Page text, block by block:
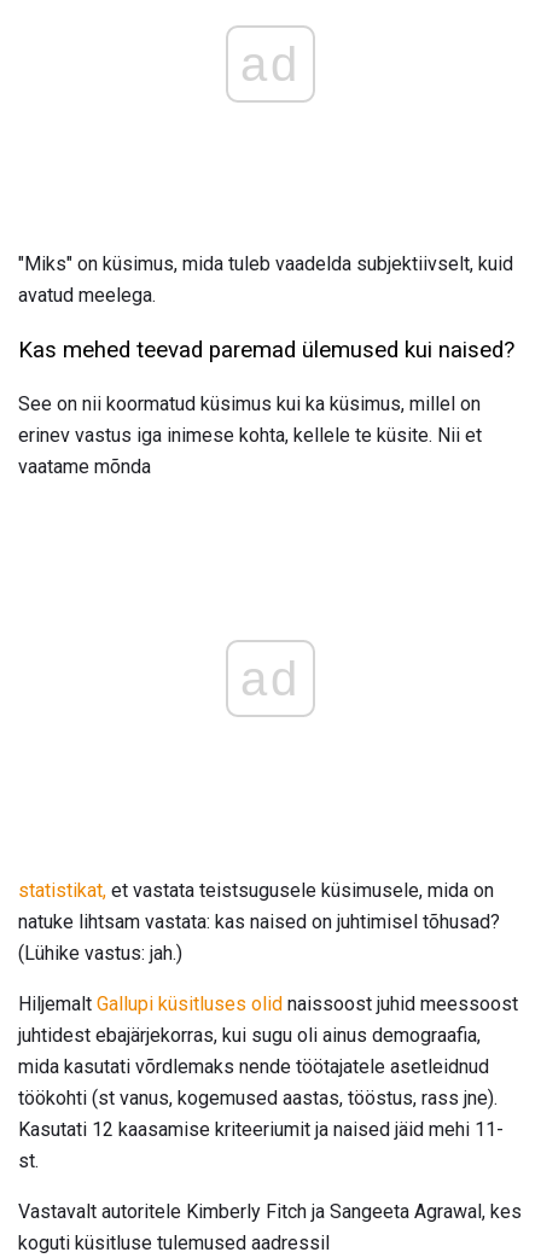
ad
"Miks" on küsimus, mida tuleb vaadelda subjektiivselt, kuid
avatud meelega.
Kas mehed teevad paremad ülemused kui naised?
See on nii koormatud küsimus kui ka küsimus, millel on
erinev vastus iga inimese kohta, kellele te küsite. Nii et
vaatame mõnda
ad
statistikat, et vastata teistsugusele küsimusele, mida on
natuke lihtsam vastata: kas naised on juhtimisel tõhusad?
(Lühike vastus: jah.)
Hiljemalt Gallupi küsitluses olid naissoost juhid meessoost
juhtidest ebajärjekorras, kui sugu oli ainus demograafia,
mida kasutati võrdlemaks nende töötajatele asetleidnud
töökohti (st vanus, kogemused aastas, tööstus, rass jne).
Kasutati 12 kaasamise kriteeriumit ja naised jäid mehi 11-
st.
Vastavalt autoritele Kimberly Fitch ja Sangeeta Agrawal, kes
koguti küsitluse tulemused aadressil